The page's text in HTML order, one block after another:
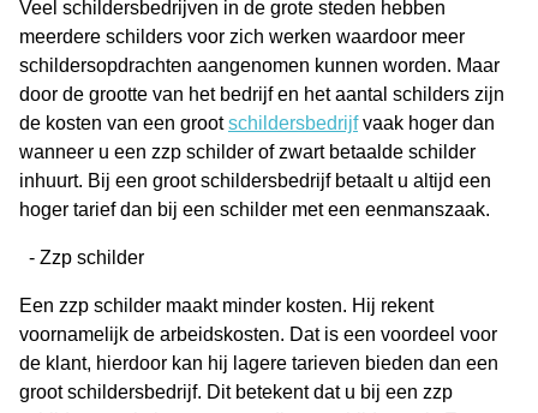
Veel schildersbedrijven in de grote steden hebben
meerdere schilders voor zich werken waardoor meer
schildersopdrachten aangenomen kunnen worden. Maar
door de grootte van het bedrijf en het aantal schilders zijn
de kosten van een grootschildersbedrijfvaak hoger dan
wanneer u een zzp schilder of zwart betaalde schilder
inhuurt. Bij een groot schildersbedrijf betaalt u altijd een
hoger tarief dan bij een schilder met een eenmanszaak.
- Zzp schilder
Een zzp schilder maakt minder kosten. Hij rekent
voornamelijk de arbeidskosten. Dat is een voordeel voor
de klant, hierdoor kan hij lagere tarieven bieden dan een
groot schildersbedrijf. Dit betekent dat u bij een zzp